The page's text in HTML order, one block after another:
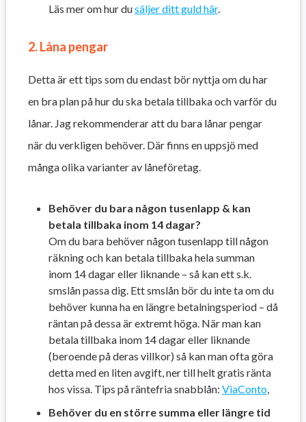
Läs mer om hur dusäljer ditt guld här.
2. Låna pengar
Detta är ett tips som du endast bör nyttja om du har
en bra plan på hur du ska betala tillbaka och varför du
lånar. Jag rekommenderar att du bara lånar pengar
när du verkligen behöver. Där finns en uppsjö med
många olika varianter av låneföretag.
Behöver du bara någon tusenlapp & kan
betala tillbaka inom 14 dagar?
Om du bara behöver någon tusenlapp till någon
räkning och kan betala tillbaka hela summan
inom 14 dagar eller liknande – så kan ett s.k.
smslån passa dig. Ett smslån bör du inte ta om du
behöver kunna ha en längre betalningsperiod – då
räntan på dessa är extremt höga. När man kan
betala tillbaka inom 14 dagar eller liknande
(beroende på deras villkor) så kan man ofta göra
detta med en liten avgift, ner till helt gratis ränta
hos vissa. Tips på räntefria snabblån: ViaConto,
Behöver du en större summa eller längre tid